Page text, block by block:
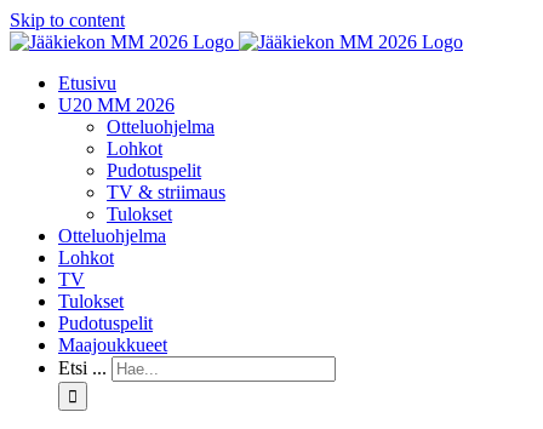
Skip to content
Etusivu
U20 MM 2026
Otteluohjelma
Lohkot
Pudotuspelit
TV & striimaus
Tulokset
Otteluohjelma
Lohkot
TV
Tulokset
Pudotuspelit
Maajoukkueet
Etsi ...